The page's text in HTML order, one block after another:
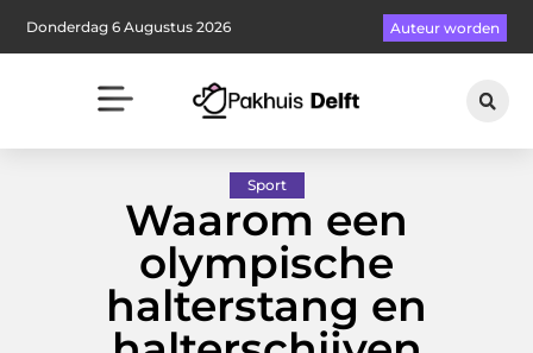
Donderdag 6 Augustus 2026 Auteur worden
Sport
Waarom een
olympische
halterstang en